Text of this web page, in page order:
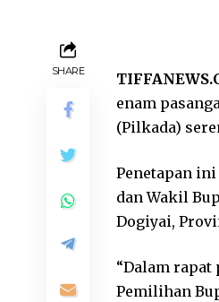
SHARE
enam
(Pilkada)
Penetapan
dan Wakil
Dogiyai,
“Dalam
Pemilihan